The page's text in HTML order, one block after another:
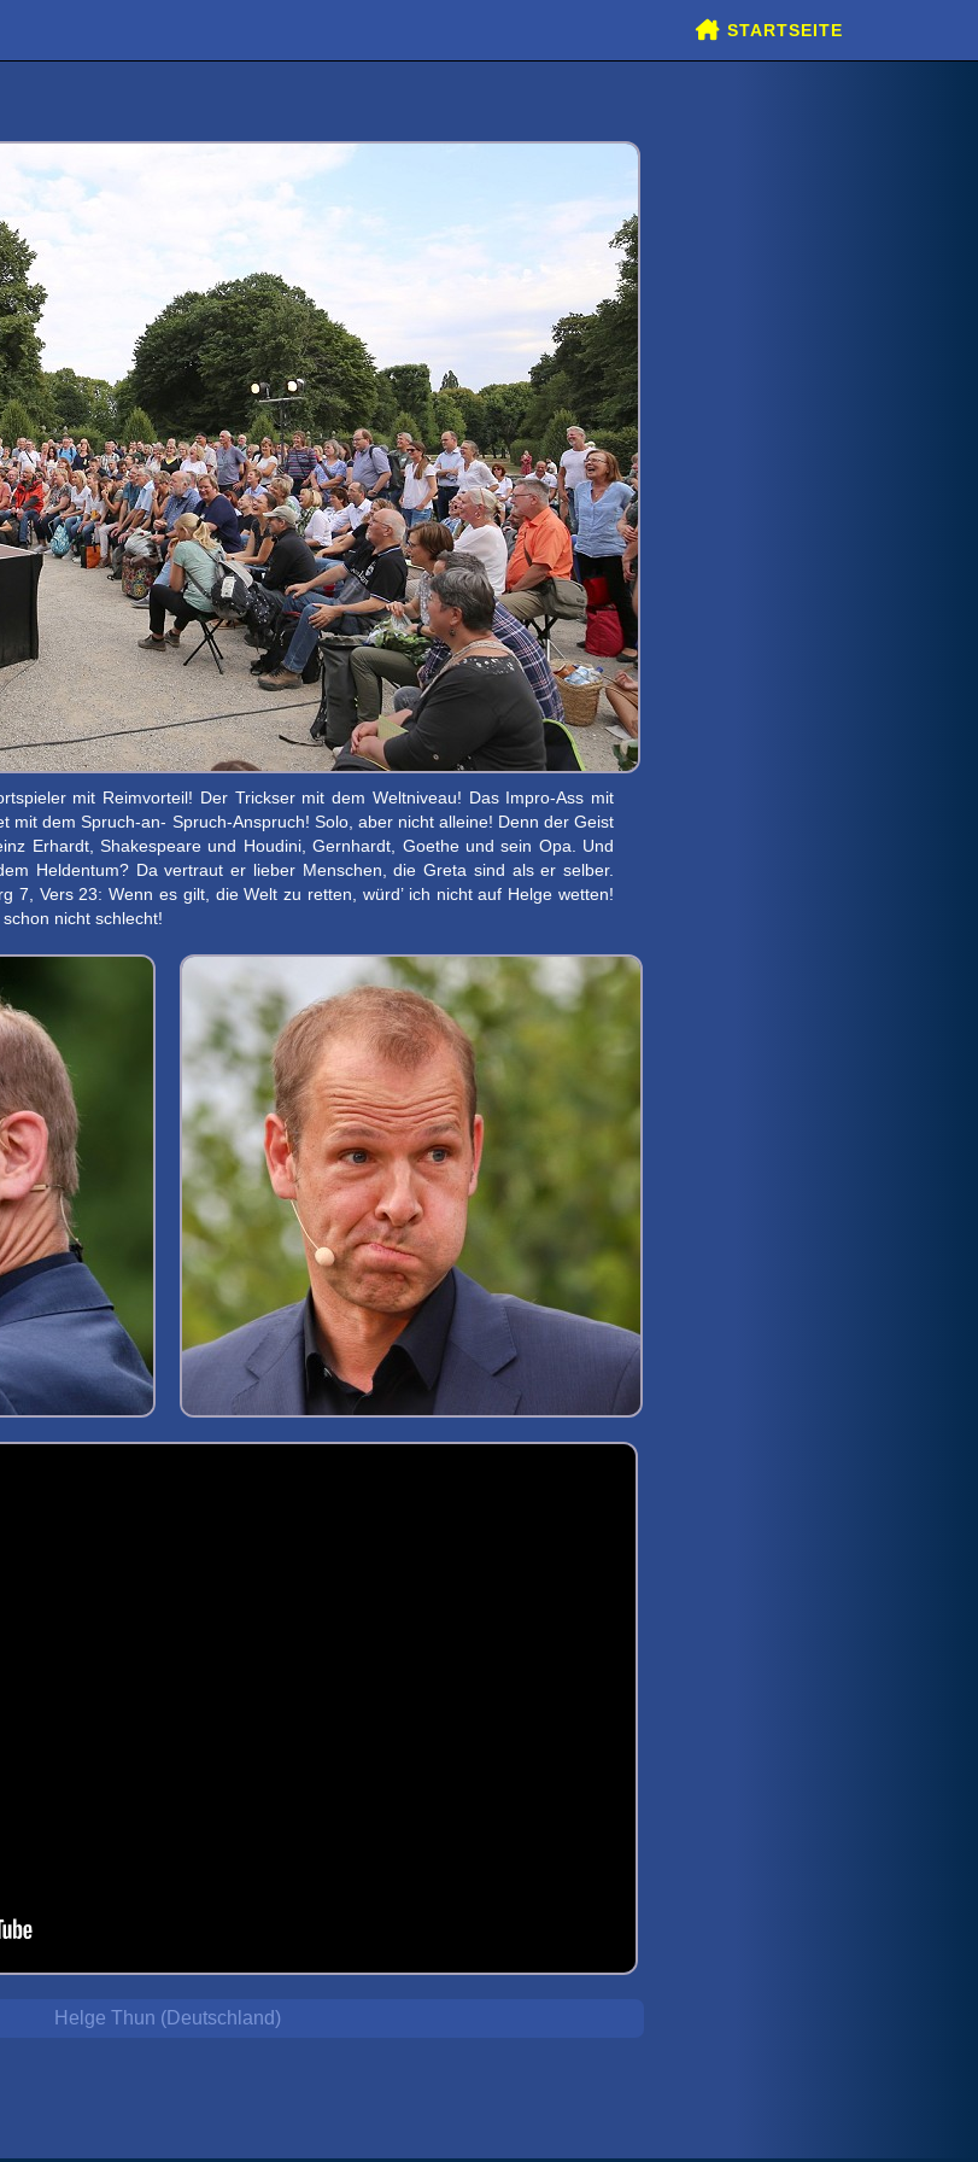
STARTSEITE
mit Reimvorteil! Der Trickser mit dem Weltniveau! Das Impro-Ass mit
mit dem Spruch-an- Spruch-Anspruch! Solo, aber nicht alleine! Denn der Geist
Erhardt, Shakespeare und Houdini, Gernhardt, Goethe und sein Opa. Und
Heldentum? Da vertraut er lieber Menschen, die Greta sind als er selber.
7, Vers 23: Wenn es gilt, die Welt zu retten, würd’ ich nicht auf Helge wetten!
nicht schlecht!
Helge Thun (Deutschland)